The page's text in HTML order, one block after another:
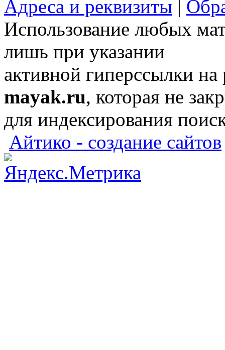
Адреса и реквизиты |
Использование любых
лишь при указании
активной гиперссылки
mayak.ru, которая не
для индексирования
Айтико - создание сайтов